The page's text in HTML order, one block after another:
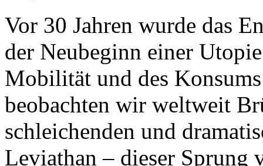
Vor 30 Jahren wurde das
der Neubeginn einer
Mobilität und des
beobachten wir weltweit
schleichenden und
Leviathan – dieser Sprung